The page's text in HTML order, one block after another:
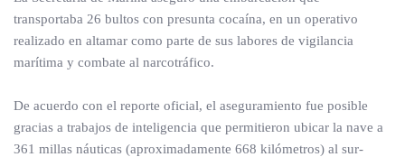
transportaba 26 bultos con presunta cocaína, en un operativo
realizado en altamar como parte de sus labores de vigilancia
marítima y combate al narcotráfico.
De acuerdo con el reporte oficial, el aseguramiento fue posible
gracias a trabajos de inteligencia que permitieron ubicar la nave a
361 millas náuticas (aproximadamente 668 kilómetros) al sur-